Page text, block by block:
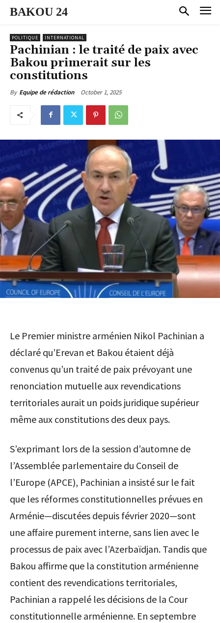
BAKOU 24
POLITIQUE INTERNATIONAL
Pachinian : le traité de paix avec
Bakou primerait sur les
constitutions
By Equipe de rédaction October 1, 2025
Le Premier ministre arménien Nikol Pachinian a
déclaré qu’Erevan et Bakou étaient déjà
convenus qu’un traité de paix prévoyant une
renonciation mutuelle aux revendications
territoriales aurait un poids juridique supérieur
même aux constitutions des deux pays.
S’exprimant lors de la session d’automne de
l’Assemblée parlementaire du Conseil de
l’Europe (APCE), Pachinian a insisté sur le fait
que les réformes constitutionnelles prévues en
Arménie—discutées depuis février 2020—sont
une affaire purement interne, sans lien avec le
processus de paix avec l’Azerbaïdjan. Tandis que
Bakou affirme que la constitution arménienne
contient des revendications territoriales,
Pachinian a rappelé les décisions de la Cour
constitutionnelle arménienne. En septembre